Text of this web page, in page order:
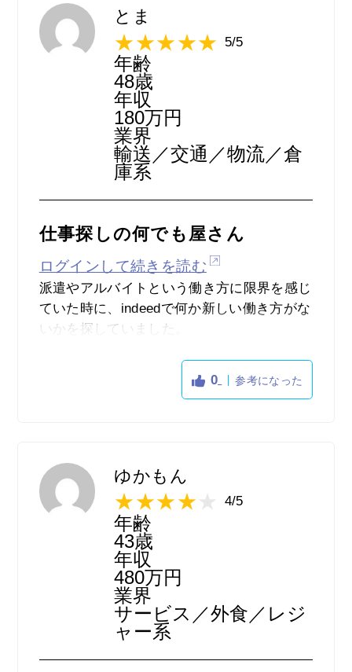
らにその派遣会社を通じて求人に応募しなく
てはいけないということです。二度手間、三
度手間ということです。こちらとしては、こ
れでもう応募が出来ているのかと思いきや、
「いや、まったく何の仕事に応募したのか知
らないんですけど？」という連絡が来るわけ
です。Indeedから直接応募できる、という意
味がよくわかりません。
派遣会社でない場合でも、面接に行くと「ど
れました。いったい、Indeedは少しいい加減
すぎないでしょうか。そのような印象を受け
ます。
とま
5/5
年齢
48歳
年収
180万円
業界
輸送／交通／物流／倉
庫系
仕事探しの何でも屋さん
ログインして続きを読む
派遣やアルバイトという働き方に限界を感じ
ていた時に、indeedで何か新しい働き方がな
いかを探していました。
が、自分が住んでるのは、地方都市のために
だ！」と、直感で次に働く仕事を決めまし
た。
これも、幅広く色々な職種を掲載してる
indeedの、おかげでした。
新しい仕事との出会いで自分は生まれ変わっ
たようです。
2年続けていて、現在も配達員をやっていま
0 参考になった
ゆかもん
4/5
年齢
43歳
年収
480万円
業界
サービス／外食／レジ
ャー系